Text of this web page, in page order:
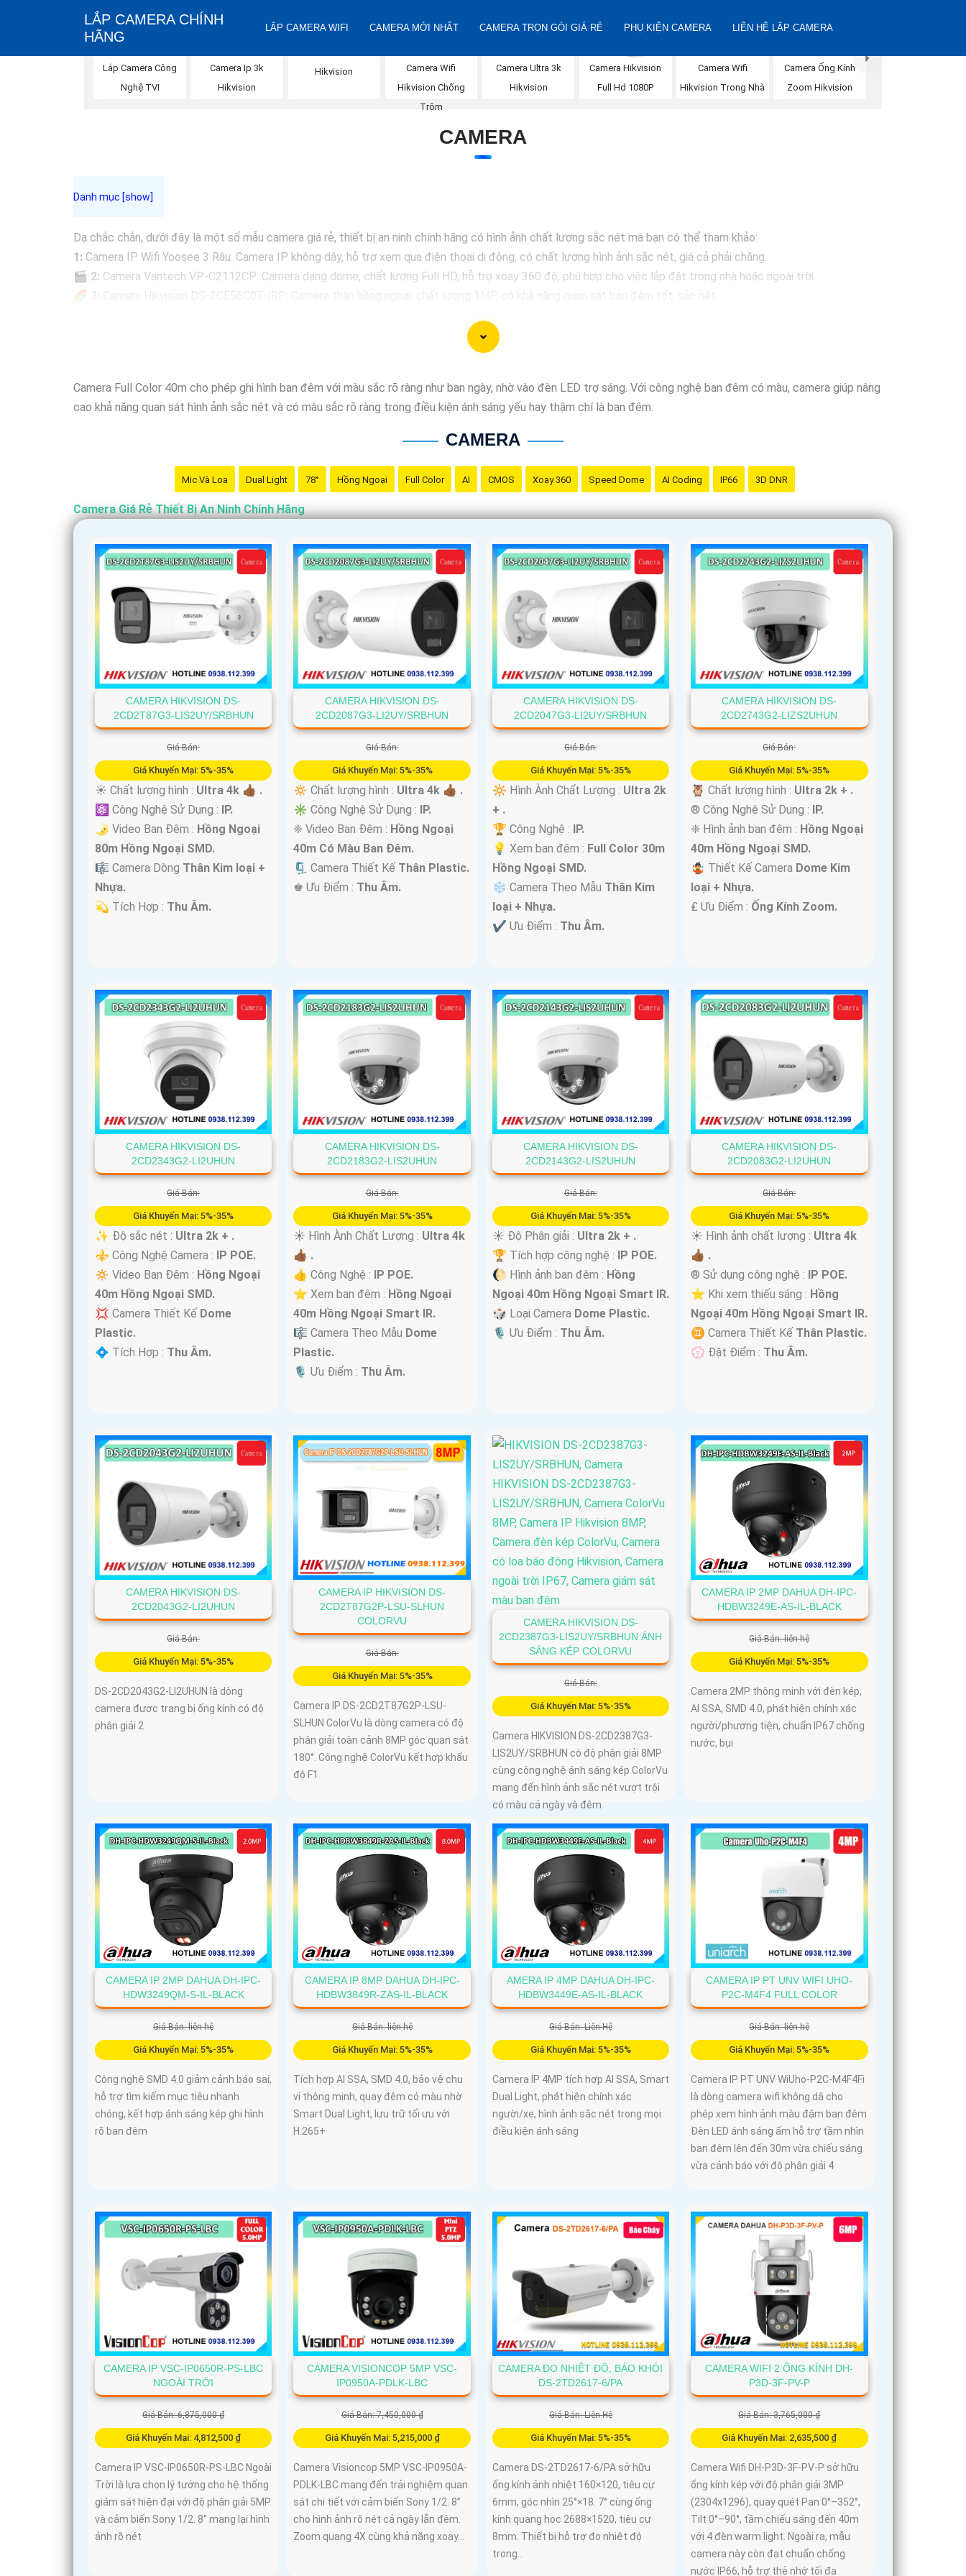
LẮP CAMERA CHÍNH
HÃNG
LẮP CAMERA WIFI CAMERA MỚI NHẤT CAMERA TRỌN GÓI GIÁ RẺ PHỤ KIỆN CAMERA LIÊN HỆ LẮP CAMERA
Lắp Camera Công
Nghệ TVI
Camera Ip 3k
Hikvision
Hikvision
Camera Wifi
Hikvision Chống
Trộm
Camera Ultra 3k
Hikvision
Camera Hikvision
Full Hd 1080P
Camera Wifi
Hikvision Trong Nhà
Camera Ống Kính
Zoom Hikvision
CAMERA
Dạ chắc chắn, dưới đây là một số mẫu camera giá rẻ, thiết bị an ninh chính hãng có hình ảnh chất lượng sắc nét mà bạn có thể tham khảo:
1: Camera IP Wifi Yoosee 3 Râu: Camera IP không dây, hỗ trợ xem qua điện thoại di động, có chất lượng hình ảnh sắc nét, giá cả phải chăng.
🎬 2: Camera Vantech VP-C2112CP: Camera dạng dome, chất lượng Full HD, hỗ trợ xoay 360 độ, phù hợp cho việc lắp đặt trong nhà hoặc ngoài trời.
🌈
Nhớ kiểm tra kỹ thông số kỹ thuật cũng như nguồn gốc xuất xứ của sản phẩm trước khi mua nhé để
Camera Full Color 40m cho phép ghi hình ban đêm với màu sắc rõ ràng như ban ngày, nhờ vào đèn LED trợ sáng. Với công nghệ ban đêm có màu, camera giúp nâng
cao khả năng quan sát hình ảnh sắc nét và có màu sắc rõ ràng trong điều kiện ánh sáng yếu hay thậm chí là ban đêm.
CAMERA
Mic Và Loa Dual Light 78° Hồng Ngoại Full Color AI CMOS Xoay 360 Speed Dome AI Coding IP66 3D DNR
Camera Giá Rẻ Thiết Bị An Ninh Chính Hãng
CAMERA HIKVISION DS-
2CD2T87G3-LIS2UY/SRBHUN
Giá Bán:
Giá Khuyến Mại: 5%-35%
☀️ Chất lượng hình : Ultra 4k 👍🏾 .
⚛️ Công Nghệ Sử Dụng : IP.
🌛 Video Ban Đêm : Hồng Ngoại
80m Hồng Ngoại SMD.
🎼️ Camera Dòng Thân Kim loại +
Nhựa.
️💫 Tích Hợp : Thu Âm.
CAMERA HIKVISION DS-
2CD2087G3-LI2UY/SRBHUN
Giá Bán:
Giá Khuyến Mại: 5%-35%
🔅 Chất lượng hình : Ultra 4k 👍🏾 .
✳️ Công Nghệ Sử Dụng : IP.
❈ Video Ban Đêm : Hồng Ngoại
40m Có Màu Ban Ðêm.
🗜️ Camera Thiết Kế Thân Plastic.
️♚ Ưu Điểm : Thu Âm.
CAMERA HIKVISION DS-
2CD2047G3-LI2UY/SRBHUN
Giá Bán:
Giá Khuyến Mại: 5%-35%
🔆 Hình Ành Chất Lượng : Ultra 2k
+ .
🏆 Công Nghệ : IP.
💡 Xem ban đêm : Full Color 30m
Hồng Ngoại SMD.
❄ Camera Theo Mẫu Thân Kim
loại + Nhựa.
️✔️ Ưu Điểm : Thu Âm.
CAMERA HIKVISION DS-
2CD2743G2-LIZS2UHUN
Giá Bán:
Giá Khuyến Mại: 5%-35%
🦉 Chất lượng hình : Ultra 2k + .
®️ Công Nghệ Sử Dụng : IP.
❈ Hình ảnh ban đêm : Hồng Ngoại
40m Hồng Ngoại SMD.
🤹 Thiết Kế Camera Dome Kim
loại + Nhựa.
️₤ Ưu Điểm : Ống Kính Zoom.
CAMERA HIKVISION DS-
2CD2343G2-LI2UHUN
Giá Bán:
Giá Khuyến Mại: 5%-35%
✨ Độ sắc nét : Ultra 2k + .
⚜️ Công Nghệ Camera : IP POE.
🔅 Video Ban Đêm : Hồng Ngoại
40m Hồng Ngoại SMD.
💢 Camera Thiết Kế Dome
Plastic.
️💠 Tích Hợp : Thu Âm.
CAMERA HIKVISION DS-
2CD2183G2-LIS2UHUN
Giá Bán:
Giá Khuyến Mại: 5%-35%
☀️ Hình Ành Chất Lượng : Ultra 4k
👍🏾 .
👍 Công Nghệ : IP POE.
⭐ Xem ban đêm : Hồng Ngoại
40m Hồng Ngoại Smart IR.
🎼️ Camera Theo Mẫu Dome
Plastic.
️🎙 Ưu Điểm : Thu Âm.
CAMERA HIKVISION DS-
2CD2143G2-LIS2UHUN
Giá Bán:
Giá Khuyến Mại: 5%-35%
☀️ Độ Phân giải : Ultra 2k + .
🏆 Tích hợp công nghệ : IP POE.
🌔 Hình ảnh ban đêm : Hồng
Ngoại 40m Hồng Ngoại Smart IR.
🎲 Loại Camera Dome Plastic.
️🎙 Ưu Điểm : Thu Âm.
CAMERA HIKVISION DS-
2CD2083G2-LI2UHUN
Giá Bán:
Giá Khuyến Mại: 5%-35%
☀️ Hình ảnh chất lượng : Ultra 4k
👍🏾 .
®️ Sử dụng công nghệ : IP POE.
⭐ Khi xem thiếu sáng : Hồng
Ngoại 40m Hồng Ngoại Smart IR.
♊ Camera Thiết Kế Thân Plastic.
️💮 Đặt Điểm : Thu Âm.
CAMERA HIKVISION DS-
2CD2043G2-LI2UHUN
Giá Bán:
Giá Khuyến Mại: 5%-35%
DS-2CD2043G2-LI2UHUN là dòng
camera được trang bị ống kính có độ
phân giải 2
CAMERA IP HIKVISION DS-
2CD2T87G2P-LSU-SLHUN
COLORVU
Giá Bán:
Giá Khuyến Mại: 5%-35%
Camera IP DS-2CD2T87G2P-LSU-
SLHUN ColorVu là dòng camera có độ
phân giải toàn cảnh 8MP góc quan sát
180°. Công nghệ ColorVu kết hợp khẩu
độ F1
CAMERA HIKVISION DS-
2CD2387G3-LIS2UY/SRBHUN ÁNH
SÁNG KÉP COLORVU
Giá Bán:
Giá Khuyến Mại: 5%-35%
Camera HIKVISION DS-2CD2387G3-
LIS2UY/SRBHUN có độ phân giải 8MP
cùng công nghệ ánh sáng kép ColorVu
mang đến hình ảnh sắc nét vượt trội
có màu cả ngày và đêm
CAMERA IP 2MP DAHUA DH-IPC-
HDBW3249E-AS-IL-BLACK
Giá Bán: liên hệ
Giá Khuyến Mại: 5%-35%
Camera 2MP thông minh với đèn kép,
AI SSA, SMD 4.0, phát hiện chính xác
người/phương tiện, chuẩn IP67 chống
nước, bụi
CAMERA IP 2MP DAHUA DH-IPC-
HDW3249QM-S-IL-BLACK
Giá Bán: liên hệ
Giá Khuyến Mại: 5%-35%
Công nghệ SMD 4.0 giảm cảnh báo sai,
hỗ trợ tìm kiếm mục tiêu nhanh
chóng, kết hợp ánh sáng kép ghi hình
rõ ban đêm
CAMERA IP 8MP DAHUA DH-IPC-
HDBW3849R-ZAS-IL-BLACK
Giá Bán: liên hệ
Giá Khuyến Mại: 5%-35%
Tích hợp AI SSA, SMD 4.0, bảo vệ chu
vi thông minh, quay đêm có màu nhờ
Smart Dual Light, lưu trữ tối ưu với
H.265+
AMERA IP 4MP DAHUA DH-IPC-
HDBW3449E-AS-IL-BLACK
Giá Bán: Liên Hệ
Giá Khuyến Mại: 5%-35%
Camera IP 4MP tích hợp AI SSA, Smart
Dual Light, phát hiện chính xác
người/xe, hình ảnh sắc nét trong mọi
điều kiện ánh sáng
CAMERA IP PT UNV WIFI UHO-
P2C-M4F4 FULL COLOR
Giá Bán: liên hệ
Giá Khuyến Mại: 5%-35%
Camera IP PT UNV WiUho-P2C-M4F4Fi
là dòng camera wifi không dâ cho
phép xem hình ảnh màu đậm ban đêm
Đèn LED ánh sáng ấm hỗ trợ tầm nhìn
ban đêm lên đến 30m vừa chiếu sáng
vừa cảnh báo với độ phân giải 4
CAMERA IP VSC-IP0650R-PS-LBC
NGOÀI TRỜI
Giá Bán: 6,875,000 ₫
Giá Khuyến Mại: 4,812,500 ₫
Camera IP VSC-IP0650R-PS-LBC Ngoài
Trời là lựa chọn lý tưởng cho hệ thống
giám sát hiện đại với độ phân giải 5MP
và cảm biến Sony 1/2. 8" mang lại hình
ảnh rõ nét
CAMERA VISIONCOP 5MP VSC-
IP0950A-PDLK-LBC
Giá Bán: 7,450,000 ₫
Giá Khuyến Mại: 5,215,000 ₫
Camera Visioncop 5MP VSC-IP0950A-
PDLK-LBC mang đến trải nghiệm quan
sát chi tiết với cảm biến Sony 1/2. 8”
cho hình ảnh rõ nét cả ngày lẫn đêm.
Zoom quang 4X cùng khả năng xoay...
CAMERA ĐO NHIỆT ĐỘ, BÁO KHÓI
DS-2TD2617-6/PA
Giá Bán: Liên Hệ
Giá Khuyến Mại: 5%-35%
Camera DS-2TD2617-6/PA sở hữu
ống kính ảnh nhiệt 160×120, tiêu cự
6mm, góc nhìn 25°×18. 7° cùng ống
kính quang học 2688×1520, tiêu cự
8mm. Thiết bị hỗ trợ đo nhiệt độ
trong...
CAMERA WIFI 2 ỐNG KÍNH DH-
P3D-3F-PV-P
Giá Bán: 3,765,000 ₫
Giá Khuyến Mại: 2,635,500 ₫
Camera Wifi DH-P3D-3F-PV-P sở hữu
ống kính kép với độ phân giải 3MP
(2304x1296), quay quét Pan 0°–352°,
Tilt 0°–90°, tầm chiếu sáng đến 40m
với 4 đèn warm light. Ngoài ra, mẫu
camera này còn đạt chuẩn chống
nước IP66, hỗ trợ thẻ nhớ tối đa